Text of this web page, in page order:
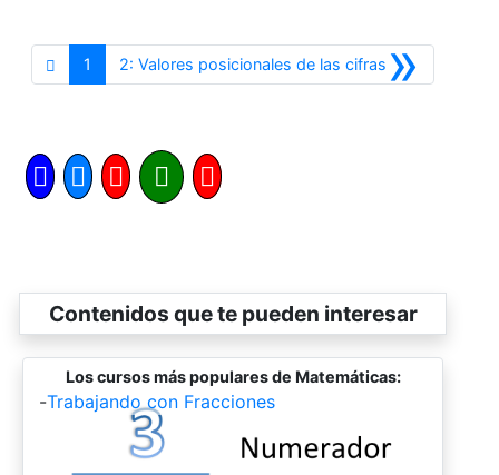
1 »
2: Valores posicionales de las cifras Siguiente
Contenidos que te pueden interesar
Los cursos más populares de Matemáticas:
-Trabajando con Fracciones